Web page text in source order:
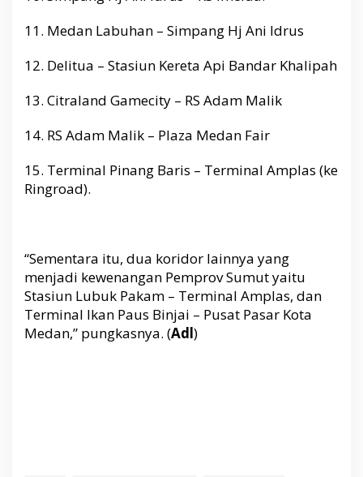
11. Medan Labuhan – Simpang Hj Ani Idrus
12. Delitua – Stasiun Kereta Api Bandar Khalipah
13. Citraland Gamecity – RS Adam Malik
14. RS Adam Malik – Plaza Medan Fair
15. Terminal Pinang Baris – Terminal Amplas (ke
Ringroad).
“Sementara itu, dua koridor lainnya yang
menjadi kewenangan Pemprov Sumut yaitu
Stasiun Lubuk Pakam – Terminal Amplas, dan
Terminal Ikan Paus Binjai – Pusat Pasar Kota
Medan,” pungkasnya. (Adl)